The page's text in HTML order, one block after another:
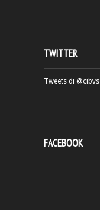
TWITTER
Tweets di @cibvs
FACEBOOK